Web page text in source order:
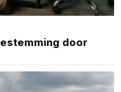
door